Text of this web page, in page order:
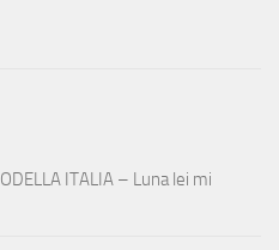
ITALIA – Luna lei mi